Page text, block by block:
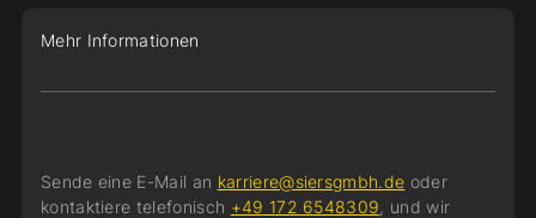
Mehr Informationen
Sende eine E-Mail an karriere@siersgmbh.de oder
kontaktiere telefonisch +49 172 6548309, und wir